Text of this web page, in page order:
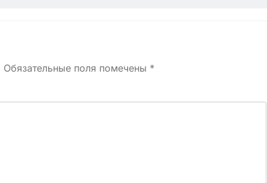
Обязательные поля помечены *